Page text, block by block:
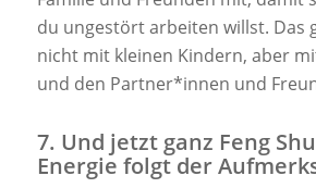
du ungestört arbeiten willst. Das
nicht mit kleinen Kindern, aber
und den Partner*innen und
7. Und jetzt ganz Feng
Energie folgt der